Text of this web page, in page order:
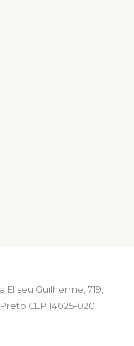
Guilherme, 719,
CEP 14025-020